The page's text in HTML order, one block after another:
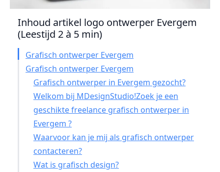
Inhoud artikel logo ontwerper Evergem
(Leestijd 2 à 5 min)
Grafisch ontwerper Evergem
Grafisch ontwerper Evergem
Grafisch ontwerper in Evergem gezocht?
Welkom bij MDesignStudio!Zoek je een
geschikte freelance grafisch ontwerper in
Evergem ?
Waarvoor kan je mij als grafisch ontwerper
contacteren?
Wat is grafisch design?